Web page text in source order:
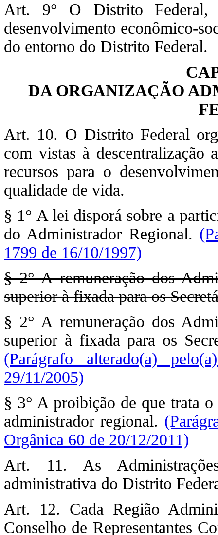
Art. 9° O Distrito Federal,
desenvolvimento econômico-
do entorno do Distrito Federal.
DA ORGANIZAÇÃO
Art. 10. O Distrito Federal
com vistas à descentralização
recursos para o
qualidade de vida.
§ 1° A lei disporá sobre a
do Administrador Regional.
1799 de 16/10/1997)
§ 2° A remuneração dos
superior à fixada para os
§ 2° A remuneração dos
superior à fixada para os
(Parágrafo alterado(a)
29/11/2005)
§ 3° A proibição de que trata
administrador regional.
Orgânica 60 de 20/12/2011)
Art. 11. As
administrativa do Distrito
Art. 12. Cada Região
Conselho de Representantes